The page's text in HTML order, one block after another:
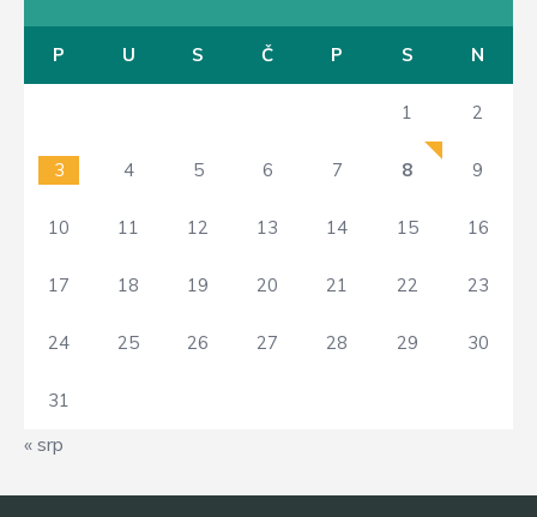
P U S Č P S N
1 2
3 4 5 6 7 8 9
10 11 12 13 14 15 16
17 18 19 20 21 22 23
24 25 26 27 28 29 30
31
« srp